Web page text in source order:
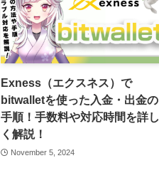
Exness（エクスネス）で
bitwalletを使った入金・出金の
手順！手数料や対応時間を詳し
く解説！
November 5, 2024